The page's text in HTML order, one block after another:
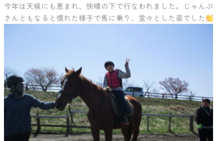
今年は天候にも恵まれ、快晴の下で行なわれました。じゃんぷ
さんともなると慣れた様子で馬に乗り、堂々とした姿でした